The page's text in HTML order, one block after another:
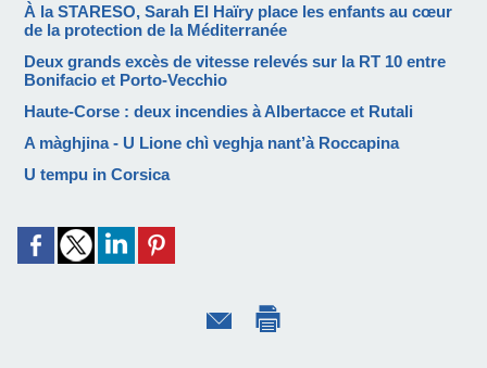
À la STARESO, Sarah El Haïry place les enfants au cœur
de la protection de la Méditerranée
Deux grands excès de vitesse relevés sur la RT 10 entre
Bonifacio et Porto-Vecchio
Haute-Corse : deux incendies à Albertacce et Rutali
A màghjina - U Lione chì veghja nant’à Roccapina
U tempu in Corsica